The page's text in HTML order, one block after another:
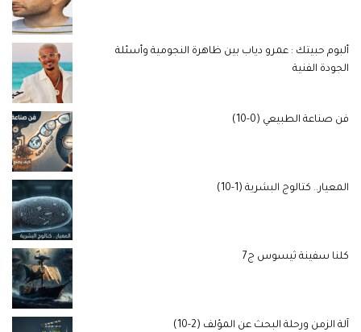
ألبوم حبيتك : عمرو دياب بين ظاهرة النجومية وأسئلة
الجودة الفنية
فن صناعة الطبيعي (0-10)
المعيار.. كتالوج البشرية (1-10)
كلنا سفينة ثيسوس ج7
آلة الزمن ورحلة البحث عن المؤلف (2-10)